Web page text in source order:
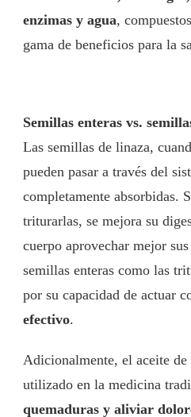
enzimas y agua,
gama de beneficios para la
Semillas enteras vs.
Las semillas de linaza,
pueden pasar a través del
completamente absorbidas.
triturarlas, se mejora su
cuerpo aprovechar mejor
semillas enteras como las
por su capacidad de actuar
efectivo.
Adicionalmente, el aceite
utilizado en la medicina
quemaduras y aliviar